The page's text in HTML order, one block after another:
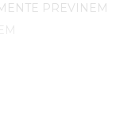
PREVINEM